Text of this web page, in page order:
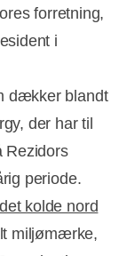
forretning,
i
dækker blandt
der har til
Rezidors
periode.
kolde nord
miljømærke,